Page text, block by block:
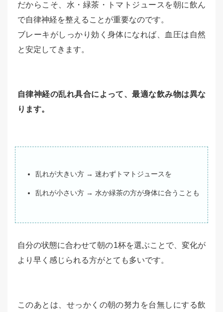
だからこそ、水・緑茶・トマトジュースを朝に飲ん
で自律神経を整えることが重要なのです。
ブレーキがしっかり効く身体になれば、血圧は自然
と安定してきます。
自律神経の乱れ具合によって、最適な飲み物は異な
ります。
乱れが大きい方 → 迷わずトマトジュースを
乱れが小さい方 → 水か緑茶の方が身体に合うことも
自分の状態に合わせて朝の1杯を選ぶことで、変化が
より早く感じられる方がとても多いです。
このあとは、せっかくの朝の努力を台無しにする飲